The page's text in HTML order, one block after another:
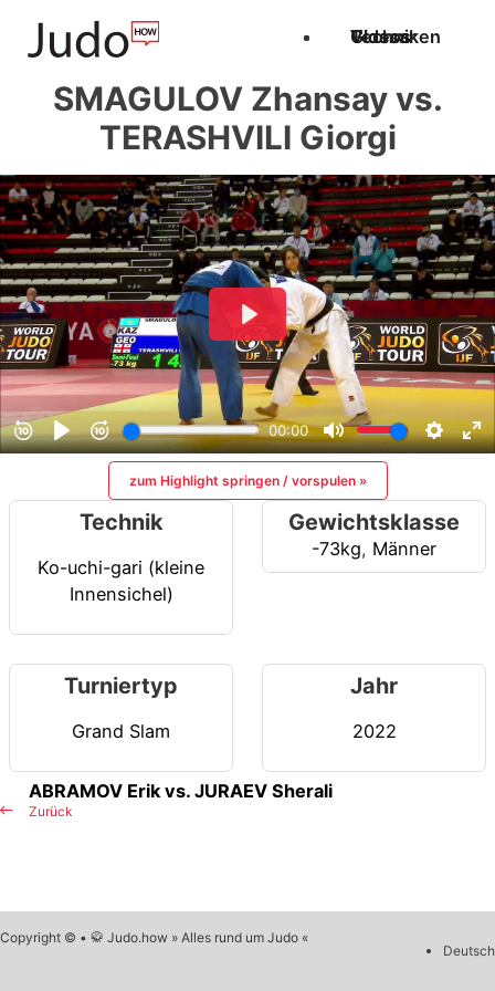
Techniken
Videos
Glossar
SMAGULOV Zhansay vs.
TERASHVILI Giorgi
zum Highlight springen / vorspulen »
Technik
Ko-uchi-gari (kleine
Innensichel)
Gewichtsklasse
-73kg, Männer
Turniertyp
Grand Slam
Jahr
2022
Zurück
ABRAMOV Erik vs. JURAEV Sherali
Copyright © • 🥋 Judo.how » Alles rund um Judo «
Deutsch